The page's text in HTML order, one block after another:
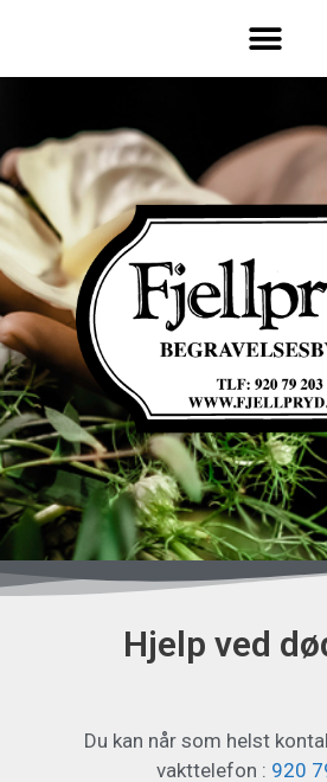
Hjelp ved
Du kan når som helst
vakttelefon : 920